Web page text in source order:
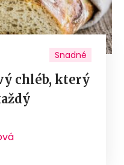
Snadné
chléb, který